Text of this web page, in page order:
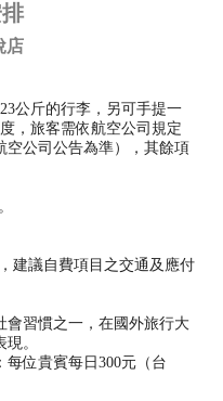
店
公斤的行李，另可手提一
，旅客需依航空公司規定
空公司公告為準），其餘項
建議自費項目之交通及應付
會習慣之一，在國外旅行大
。
位貴賓每日300元（台